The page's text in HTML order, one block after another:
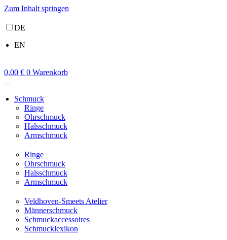
Zum Inhalt springen
DE
EN
0,00 € 0 Warenkorb
Schmuck
Ringe
Ohrschmuck
Halsschmuck
Armschmuck
Ringe
Ohrschmuck
Halsschmuck
Armschmuck
Veldhoven-Smeets Atelier
Männerschmuck
Schmuckaccessoires
Schmucklexikon